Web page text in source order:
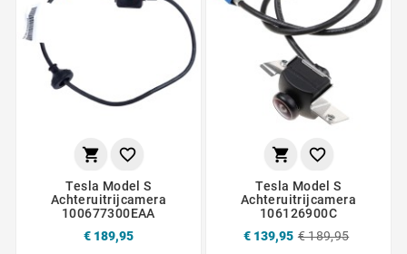
 
Tesla Model S
Achteruitrijcamera
100677300EAA
€ 189,95
 
Tesla Model S
Achteruitrijcamera
106126900C
€ 139,95 € 189,95